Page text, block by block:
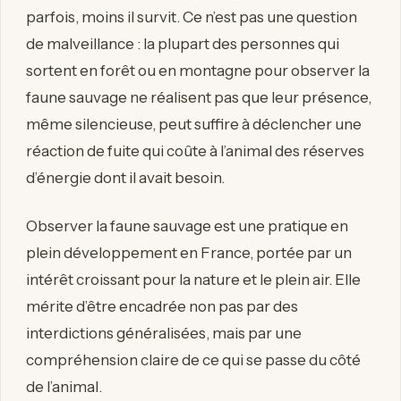
parfois, moins il survit. Ce n’est pas une question
de malveillance : la plupart des personnes qui
sortent en forêt ou en montagne pour observer la
faune sauvage ne réalisent pas que leur présence,
même silencieuse, peut suffire à déclencher une
réaction de fuite qui coûte à l’animal des réserves
d’énergie dont il avait besoin.
Observer la faune sauvage est une pratique en
plein développement en France, portée par un
intérêt croissant pour la nature et le plein air. Elle
mérite d’être encadrée non pas par des
interdictions généralisées, mais par une
compréhension claire de ce qui se passe du côté
de l’animal.